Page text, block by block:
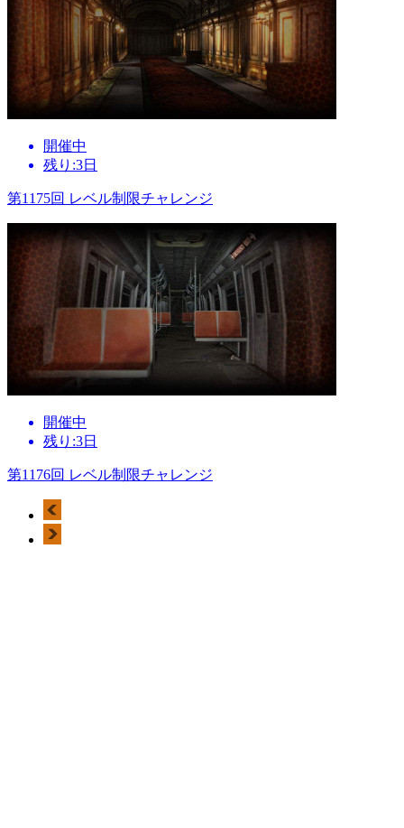
開催中
残り:3日
第1175回 レベル制限チャレンジ
開催中
残り:3日
第1176回 レベル制限チャレンジ